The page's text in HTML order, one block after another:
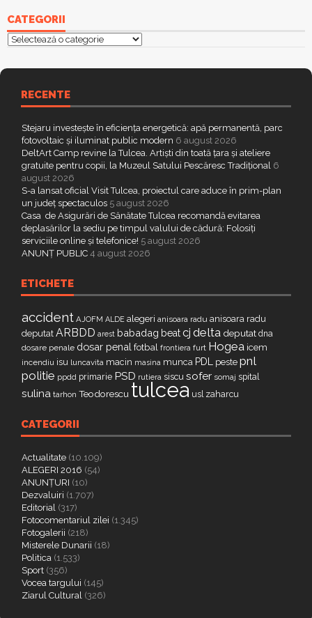
CATEGORII
Categorii
RECENTE
Stejaru investește în eficiența energetică: apă permanentă, parc
fotovoltaic și iluminat public modern 6 august 2026
DeltArt Camp revine la Tulcea. Artiști din toată țara și ateliere
gratuite pentru copii, la Muzeul Satului Pescăresc Tradițional 6
august 2026
S-a lansat oficial Visit Tulcea, proiectul care aduce în prim-plan
un județ spectaculos 5 august 2026
Casa de Asigurări de Sănătate Tulcea recomandă evitarea
deplasărilor la sediu pe timpul valului de cădură: Folosiți
serviciile online și telefonice! 5 august 2026
ANUNȚ PUBLIC 4 august 2026
ETICHETE
accident AJOFM ALDE alegeri anisoara radu anisoara radu
deputat ARBDD arest babadag beatcj delta deputat dna
dosare penale dosar penal fotbal frontiera furt Hogea icem
incendiu isu luncavita macin masina munca PDL peste pnl
politie ppdd primarie PSD rutiera siscu sofer somaj spital
sulina tarhon Teodorescu tulcea usl zaharcu
CATEGORII
Actualitate (10.109)
ALEGERI 2016 (54)
ANUNȚURI (10)
Dezvaluiri (1.707)
Editorial (317)
Fotocomentariul zilei (1.345)
Fotogalerii (218)
Misterele Dunarii (18)
Politica (1.533)
Sport (356)
Vocea targului (145)
Ziarul Cultural (326)